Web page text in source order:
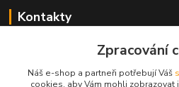
Kontakty
+420 731 444 327Zpracování
Náš e-shop a partneři potřebují Váš
cookies, aby Vám mohli zobrazovat